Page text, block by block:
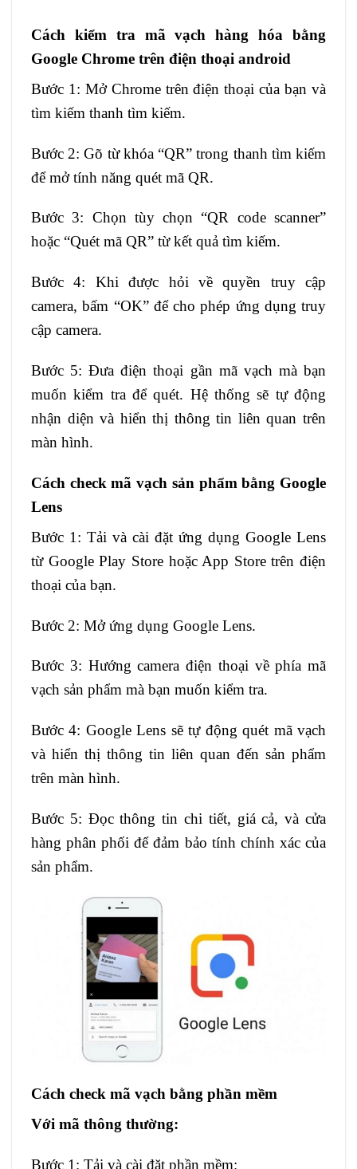
Cách kiểm tra mã vạch hàng hóa bằng
Google Chrome trên điện thoại android
Bước 1: Mở Chrome trên điện thoại của bạn và
tìm kiếm thanh tìm kiếm.
Bước 2: Gõ từ khóa “QR” trong thanh tìm kiếm
để mở tính năng quét mã QR.
Bước 3: Chọn tùy chọn “QR code scanner”
hoặc “Quét mã QR” từ kết quả tìm kiếm.
Bước 4: Khi được hỏi về quyền truy cập
camera, bấm “OK” để cho phép ứng dụng truy
cập camera.
Bước 5: Đưa điện thoại gần mã vạch mà bạn
muốn kiểm tra để quét. Hệ thống sẽ tự động
nhận diện và hiển thị thông tin liên quan trên
màn hình.
Cách check mã vạch sản phẩm bằng Google
Lens
Bước 1: Tải và cài đặt ứng dụng Google Lens
từ Google Play Store hoặc App Store trên điện
thoại của bạn.
Bước 2: Mở ứng dụng Google Lens.
Bước 3: Hướng camera điện thoại về phía mã
vạch sản phẩm mà bạn muốn kiểm tra.
Bước 4: Google Lens sẽ tự động quét mã vạch
và hiển thị thông tin liên quan đến sản phẩm
trên màn hình.
Bước 5: Đọc thông tin chi tiết, giá cả, và cửa
hàng phân phối để đảm bảo tính chính xác của
sản phẩm.
Cách check mã vạch bằng phần mềm
Với mã thông thường:
Bước 1: Tải và cài đặt phần mềm: